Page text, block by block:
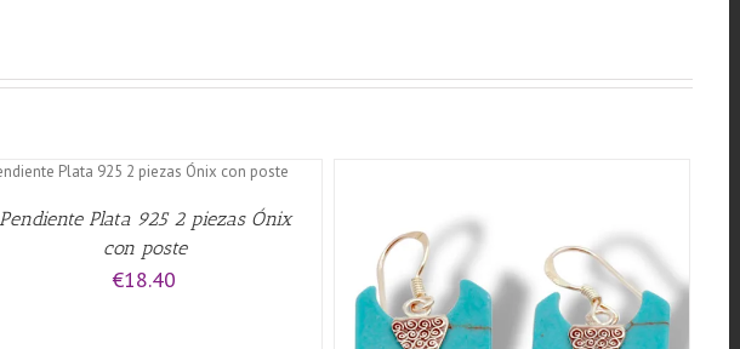
Pendiente Plata 925 2 piezas Ónix
con poste
€18.40